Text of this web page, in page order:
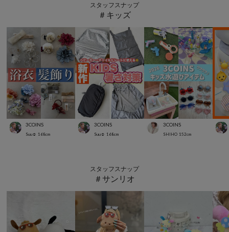
スタッフスナップ
＃キッズ
3COINS
Suu☺︎ 168cm
3COINS
Suu☺︎ 168cm
3COINS
SHIHO 152cm
スタッフスナップ
＃サンリオ